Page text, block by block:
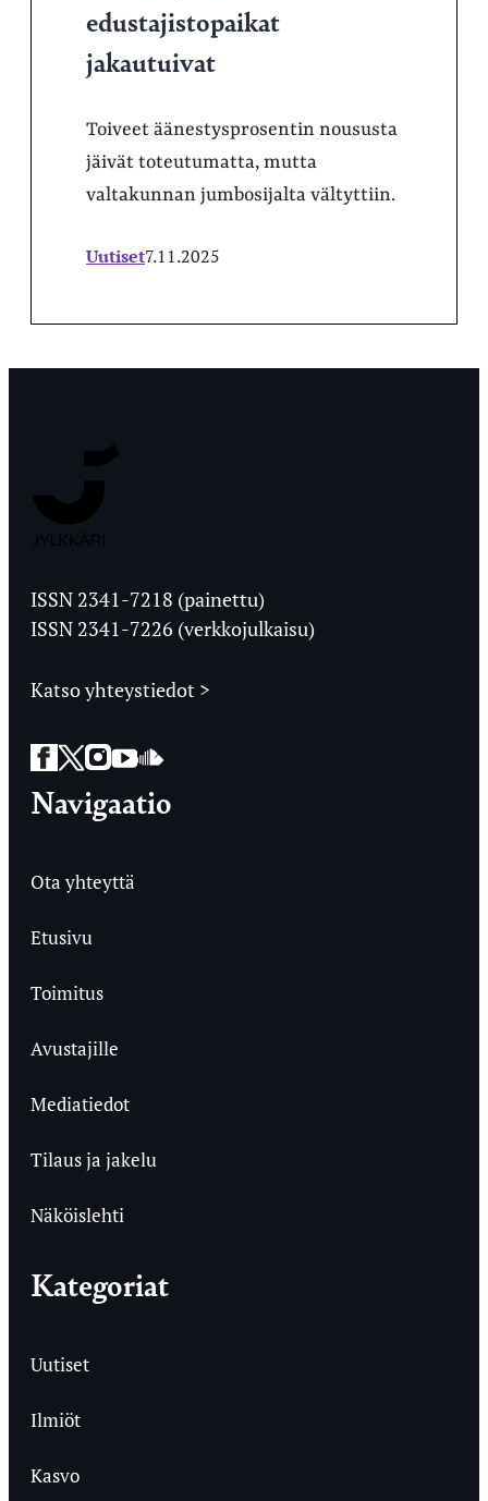
edustajistopaikat
jakautuivat
Toiveet äänestysprosentin noususta
jäivät toteutumatta, mutta
valtakunnan jumbosijalta vältyttiin.
Uutiset7.11.2025
Ylioppilaslehti
ISSN 2341-7218 (painettu)
ISSN 2341-7226 (verkkojulkaisu)
Katso yhteystiedot >
Facebook
Twitter
Instagram
YouTube
SoundCloud
Navigaatio
Ota yhteyttä
Etusivu
Toimitus
Avustajille
Mediatiedot
Tilaus ja jakelu
Näköislehti
Kategoriat
Uutiset
Ilmiöt
Kasvo